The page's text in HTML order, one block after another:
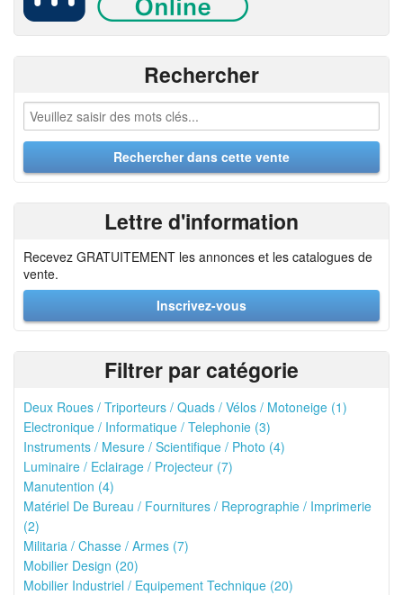
Rechercher
Lettre d'information
Recevez GRATUITEMENT les annonces et les catalogues de
vente.
Inscrivez-vous
Filtrer par catégorie
Deux Roues / Triporteurs / Quads / Vélos / Motoneige (1)
Electronique / Informatique / Telephonie (3)
Instruments / Mesure / Scientifique / Photo (4)
Luminaire / Eclairage / Projecteur (7)
Manutention (4)
Matériel De Bureau / Fournitures / Reprographie / Imprimerie
(2)
Militaria / Chasse / Armes (7)
Mobilier Design (20)
Mobilier Industriel / Equipement Technique (20)